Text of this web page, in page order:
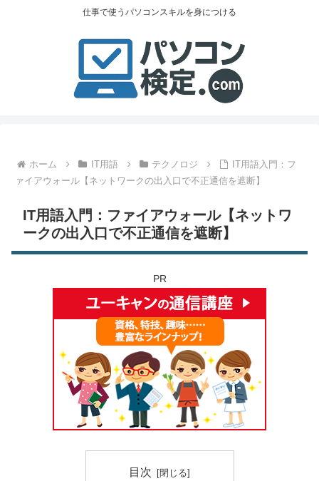
仕事で使うパソコンスキルを身につける
ホーム IT用語 テクノロジ
IT用語入門：フ
ァイアウォール【ネットワークの出入口で不正通信を遮断】
IT用語入門：ファイアウォール【ネットワ
ークの出入口で不正通信を遮断】
PR
目次